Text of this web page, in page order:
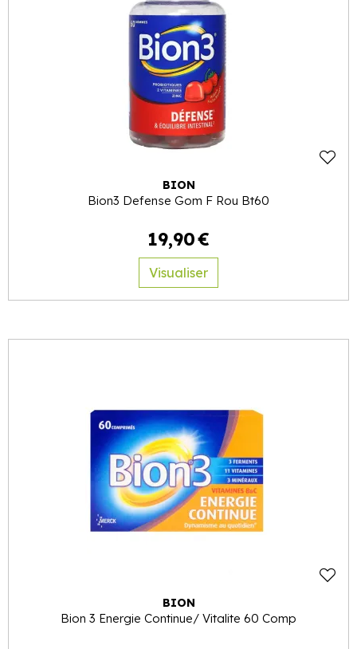
BION
Bion3 Defense Gom F Rou Bt60
19,90€
Visualiser
BION
Bion 3 Energie Continue/ Vitalite 60 Comp